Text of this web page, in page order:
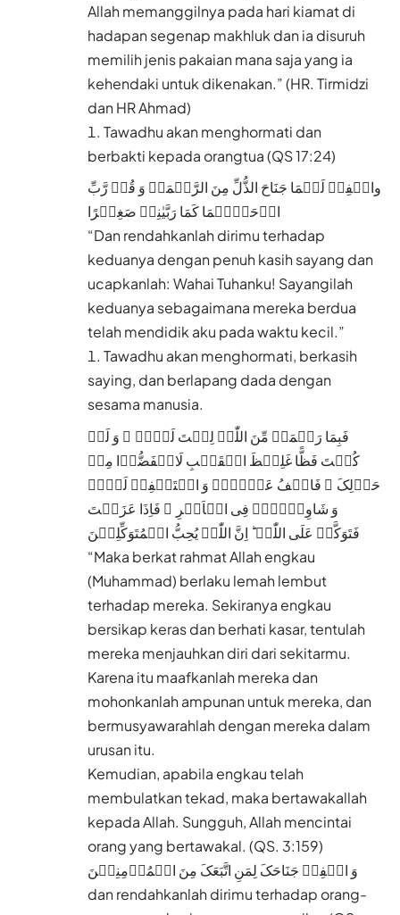
Allah memanggilnya pada hari kiamat di
hadapan segenap makhluk dan ia disuruh
memilih jenis pakaian mana saja yang ia
kehendaki untuk dikenakan.” (HR. Tirmidzi
dan HR Ahmad)
Tawadhu akan menghormati dan
berbakti kepada orangtua (QS 17:24)
واخۡفِضۡ لَہُمَا جَنَاحَ الذُّلِّ مِنَ الرَّحۡمَۃِ وَ قُلۡ رَّبِّ
ارۡحَمۡہُمَا کَمَا رَبَّیٰنِیۡ صَغِیۡرًا
“Dan rendahkanlah dirimu terhadap
keduanya dengan penuh kasih sayang dan
ucapkanlah: Wahai Tuhanku! Sayangilah
keduanya sebagaimana mereka berdua
telah mendidik aku pada waktu kecil.”
Tawadhu akan menghormati, berkasih
saying, dan berlapang dada dengan
sesama manusia.
فَبِمَا رَحۡمَۃٍ مِّنَ اللّٰہِ لِنۡتَ لَہُمۡ ۚ وَ لَوۡ
کُنۡتَ فَظًّا غَلِیۡظَ الۡقَلۡبِ لَانۡفَضُّوۡا مِنۡ
حَوۡلِکَ ۪ فَاعۡفُ عَنۡہُمۡ وَ اسۡتَغۡفِرۡ لَہُمۡ
وَ شَاوِرۡہُمۡ فِی الۡاَمۡرِ ۚ فَاِذَا عَزَمۡتَ
فَتَوَکَّلۡ عَلَی اللّٰہِ ؕ اِنَّ اللّٰہَ یُحِبُّ الۡمُتَوَکِّلِیۡنَ
“Maka berkat rahmat Allah engkau
(Muhammad) berlaku lemah lembut
terhadap mereka. Sekiranya engkau
bersikap keras dan berhati kasar, tentulah
mereka menjauhkan diri dari sekitarmu.
Karena itu maafkanlah mereka dan
mohonkanlah ampunan untuk mereka, dan
bermusyawarahlah dengan mereka dalam
urusan itu.
Kemudian, apabila engkau telah
membulatkan tekad, maka bertawakallah
kepada Allah. Sungguh, Allah mencintai
orang yang bertawakal. (QS. 3:159)
وَ اخۡفِضۡ جَنَاحَکَ لِمَنِ اتَّبَعَکَ مِنَ الۡمُؤۡمِنِیۡنَ
dan rendahkanlah dirimu terhadap orang-